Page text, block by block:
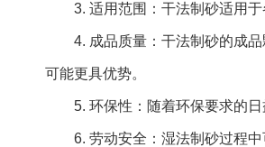
3. 适用范围：干法制砂适用
4. 成品质量：干法制砂的成
可能更具优势。
5. 环保性：随着环保要求的
6. 劳动安全：湿法制砂过程